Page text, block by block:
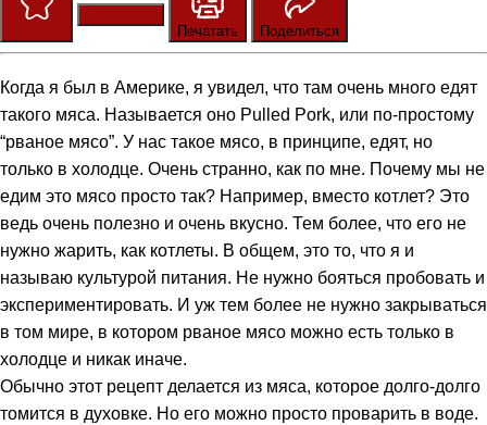
Печатать
Поделиться
Когда я был в Америке, я увидел, что там очень много едят
такого мяса. Называется оно Pulled Pork, или по-простому
“рваное мясо”. У нас такое мясо, в принципе, едят, но
только в холодце. Очень странно, как по мне. Почему мы не
едим это мясо просто так? Например, вместо котлет? Это
ведь очень полезно и очень вкусно. Тем более, что его не
нужно жарить, как котлеты. В общем, это то, что я и
называю культурой питания. Не нужно бояться пробовать и
экспериментировать. И уж тем более не нужно закрываться
в том мире, в котором рваное мясо можно есть только в
холодце и никак иначе.
Обычно этот рецепт делается из мяса, которое долго-долго
томится в духовке. Но его можно просто проварить в воде.